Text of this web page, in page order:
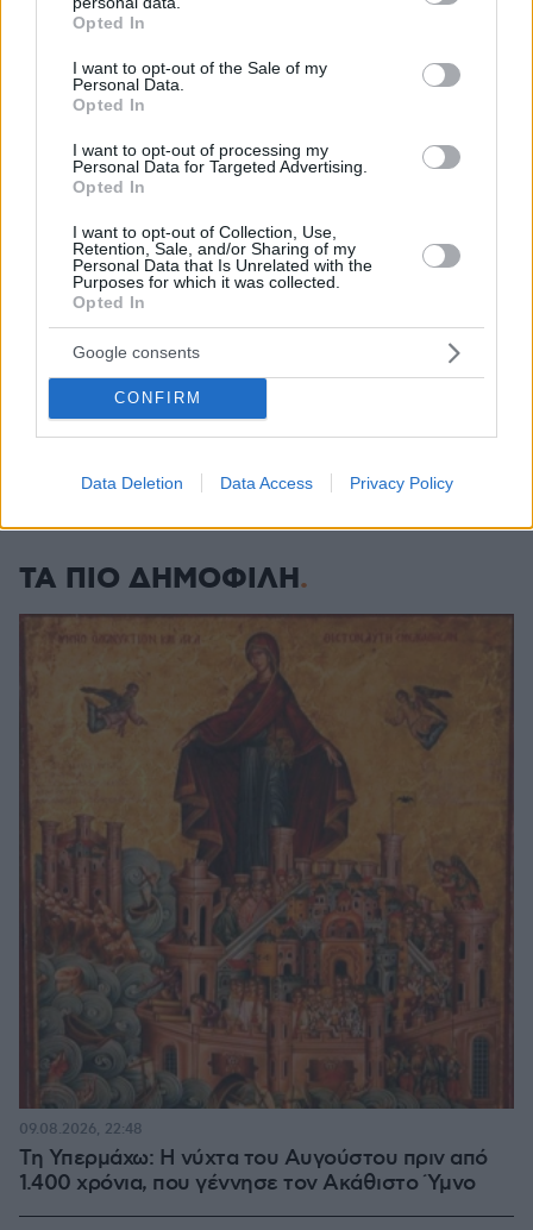
grant or deny consent to Google and its third-party tags to
use your data for below specified purposes in below Google
consent section.
Opted In
I want to opt-out of the Sale of my
Personal Data.
Opted In
I want to opt-out of processing my
Personal Data for Targeted Advertising.
Opted In
I want to opt-out of Collection, Use,
Retention, Sale, and/or Sharing of my
Personal Data that Is Unrelated with the
Purposes for which it was collected.
Opted In
Google consents
CONFIRM
Data Deletion Data Access Privacy Policy
οχημάτων και δύο αναβάτες που έσπασαν τα τζάμια του
ενός εκ των ΙΧ
Νέο περιστατικό εντοπισμού drones πάνω από
στρατιωτική βάση προκαλεί ανησυχία στη Γερμανία
πριν 19 λεπτά
Συναγερμός κοντά στο γκολφ κλαμπ του Ντόναλντ
Τραμπ: Μαχητικά αναχαίτισαν δύο πολιτικά αεροσκάφη
πριν 21 λεπτά
«Εγώ είμαι ο Ιησούς»: 20χρονος σκότωσε φύλακα σε
παραθαλάσσιο θέρετρο στη Χαβάη, κυκλοφορούσε
γυμνός και ούρλιαζε στους δρόμους
πριν 40 λεπτά
Η 29χρονη με το χιτζάμπ που έκανε τη Zendaya να
μείνει με το στόμα ανοιχτό στο κόκκινο χαλί
πριν 44 λεπτά
ΔΕΙΤΕ ΟΛΕΣ ΤΙΣ ΕΙΔΗΣΕΙΣ
ΤΑ ΠΙΟ ΔΗΜΟΦΙΛΗ
Τη Υπερμάχω: Η νύχτα του Αυγούστου πριν από
1.400 χρόνια, που γέννησε τον Ακάθιστο Ύμνο
09.08.2026, 22:48